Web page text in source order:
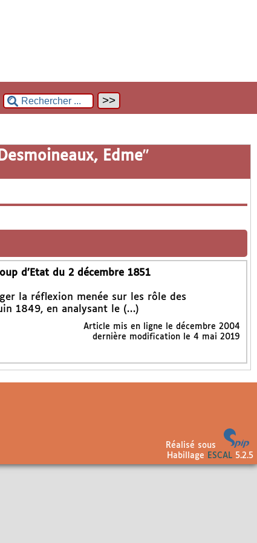
Desmoineaux, Edme"
d’Etat du 2 décembre 1851
la réflexion menée sur les rôle des
1849, en analysant le (…)
Article mis en ligne le décembre 2004
dernière modification le 4 mai 2019
Réalisé sous
Habillage
ESCAL5.2.5